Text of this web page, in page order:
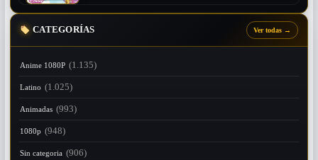
CATEGORÍAS Ver todas →
Anime 1080P (1.135)
Latino (1.025)
Animadas (993)
1080p (948)
Sin categoria (906)